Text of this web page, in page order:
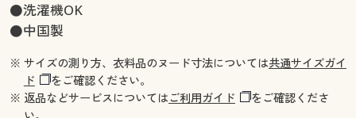
●洗濯機OK
●中国製
※ サイズの測り方、衣料品のヌード寸法については共通サイズガイ
ド
をご確認ください。
※ 返品などサービスについてはご利用ガイド
をご確認くださ